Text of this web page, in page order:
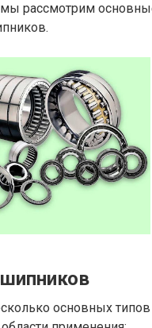
мы рассмотрим
основных